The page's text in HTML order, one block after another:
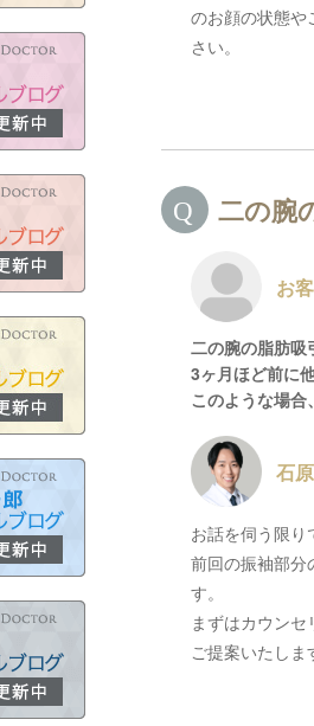
のお顔の状態や
さい。
二の腕
お
二の腕の脂肪吸
3ヶ月ほど前に
このような場合
石
お話を伺う限り
前回の振袖部分
す。
まずはカウン
ご提案いたしま